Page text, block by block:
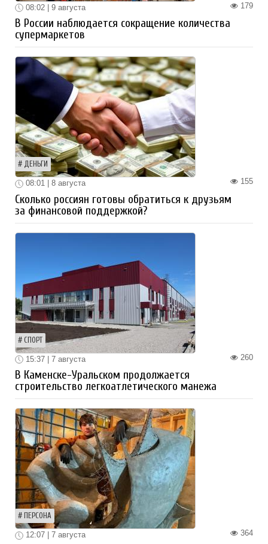
179
08:02 | 9 августа
В России наблюдается сокращение количества
супермаркетов
ДЕНЬГИ
155
08:01 | 8 августа
Сколько россиян готовы обратиться к друзьям
за финансовой поддержкой?
СПОРТ
260
15:37 | 7 августа
В Каменске-Уральском продолжается
строительство легкоатлетического манежа
ПЕРСОНА
364
12:07 | 7 августа